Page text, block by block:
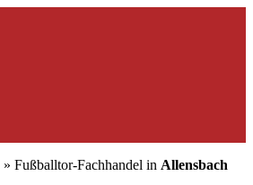
» Fußballtor-Fachhandel in Allensbach